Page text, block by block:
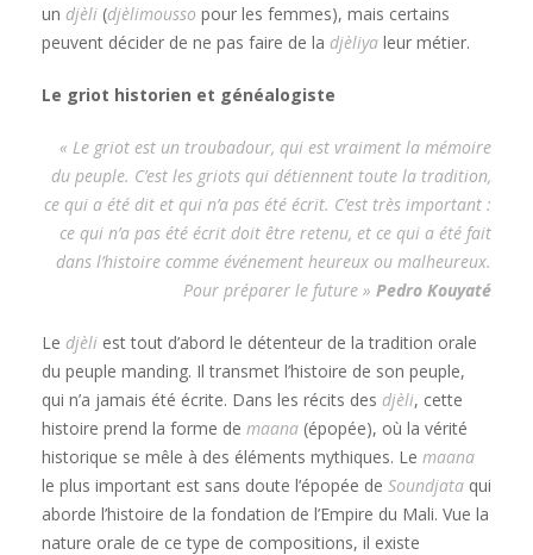
un djèli (djèlimousso pour les femmes), mais certains
peuvent décider de ne pas faire de la djèliya leur métier.
Le griot historien et généalogiste
« Le griot est un troubadour, qui est vraiment la mémoire
du peuple. C’est les griots qui détiennent toute la tradition,
ce qui a été dit et qui n’a pas été écrit. C’est très important :
ce qui n’a pas été écrit doit être retenu, et ce qui a été fait
dans l’histoire comme événement heureux ou malheureux.
Pour préparer le future » Pedro Kouyaté
Le djèli est tout d’abord le détenteur de la tradition orale
du peuple manding. Il transmet l’histoire de son peuple,
qui n’a jamais été écrite. Dans les récits des djèli, cette
histoire prend la forme de maana (épopée), où la vérité
historique se mêle à des éléments mythiques. Le maana
le plus important est sans doute l’épopée de Soundjata qui
aborde l’histoire de la fondation de l’Empire du Mali. Vue la
nature orale de ce type de compositions, il existe